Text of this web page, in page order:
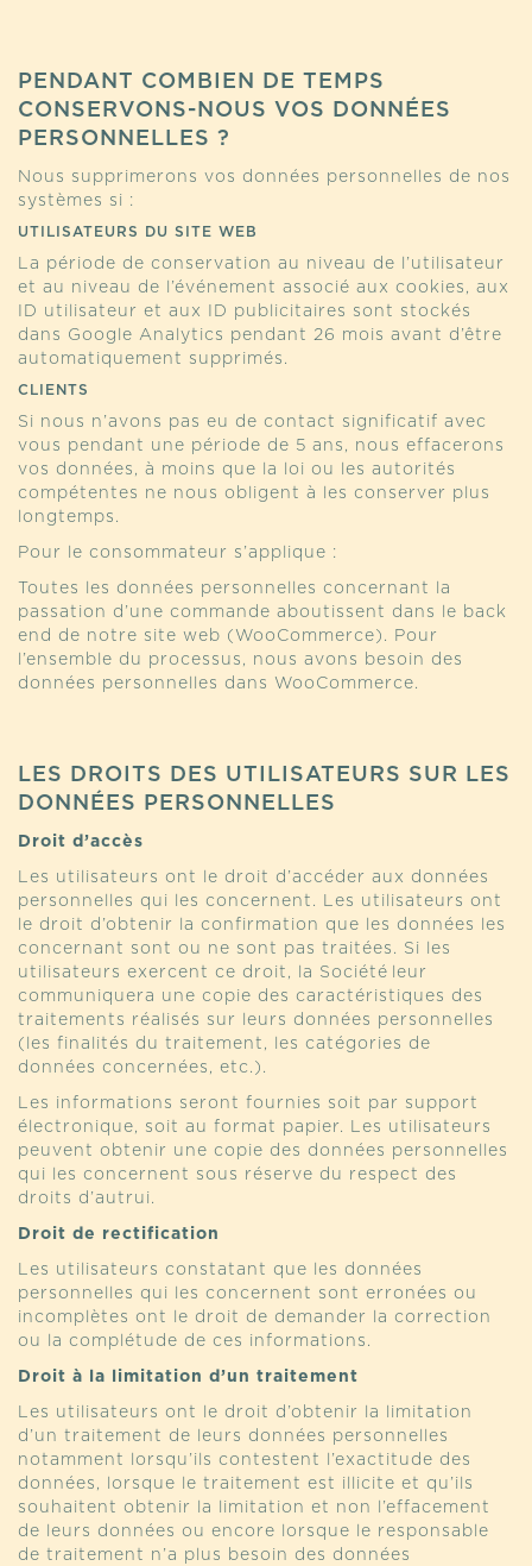
PENDANT COMBIEN DE TEMPS
CONSERVONS-NOUS VOS DONNÉES
PERSONNELLES ?
Nous supprimerons vos données personnelles de nos
systèmes si :
UTILISATEURS DU SITE WEB
La période de conservation au niveau de l’utilisateur
et au niveau de l’événement associé aux cookies, aux
ID utilisateur et aux ID publicitaires sont stockés
dans Google Analytics pendant 26 mois avant d’être
automatiquement supprimés.
CLIENTS
Si nous n’avons pas eu de contact significatif avec
vous pendant une période de 5 ans, nous effacerons
vos données, à moins que la loi ou les autorités
compétentes ne nous obligent à les conserver plus
longtemps.
Pour le consommateur s’applique :
Toutes les données personnelles concernant la
passation d’une commande aboutissent dans le back
end de notre site web (WooCommerce). Pour
l’ensemble du processus, nous avons besoin des
données personnelles dans WooCommerce.
LES DROITS DES UTILISATEURS SUR LES
DONNÉES PERSONNELLES
Droit d’accès
Les utilisateurs ont le droit d’accéder aux données
personnelles qui les concernent. Les utilisateurs ont
le droit d’obtenir la confirmation que les données les
concernant sont ou ne sont pas traitées. Si les
utilisateurs exercent ce droit, la Société leur
communiquera une copie des caractéristiques des
traitements réalisés sur leurs données personnelles
(les finalités du traitement, les catégories de
données concernées, etc.).
Les informations seront fournies soit par support
électronique, soit au format papier. Les utilisateurs
peuvent obtenir une copie des données personnelles
qui les concernent sous réserve du respect des
droits d’autrui.
Droit de rectification
Les utilisateurs constatant que les données
personnelles qui les concernent sont erronées ou
incomplètes ont le droit de demander la correction
ou la complétude de ces informations.
Droit à la limitation d’un traitement
Les utilisateurs ont le droit d’obtenir la limitation
d’un traitement de leurs données personnelles
notamment lorsqu’ils contestent l’exactitude des
données, lorsque le traitement est illicite et qu’ils
souhaitent obtenir la limitation et non l’effacement
de leurs données ou encore lorsque le responsable
de traitement n’a plus besoin des données